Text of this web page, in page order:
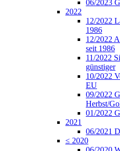
06/2023
2022
12/2022
1986
12/2022
seit 1986
11/2022
günstiger
10/2022
EU
09/2022
Herbst/
01/2022
2021
06/2021
≤ 2020